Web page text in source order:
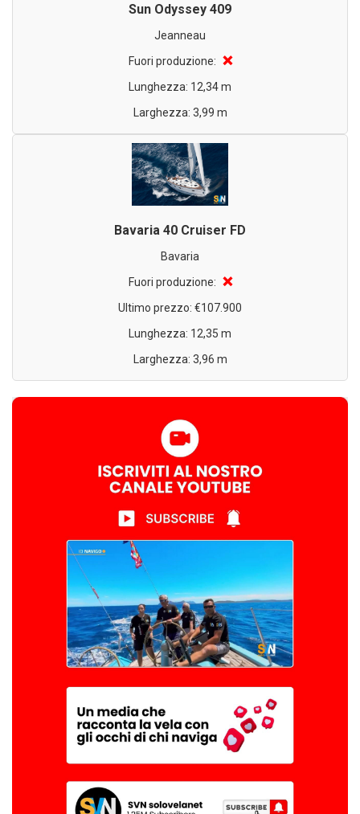
Sun Odyssey 409
Jeanneau
Fuori produzione: ❌
Lunghezza: 12,34 m
Larghezza: 3,99 m
Bavaria 40 Cruiser FD
Bavaria
Fuori produzione: ❌
Ultimo prezzo: €107.900
Lunghezza: 12,35 m
Larghezza: 3,96 m